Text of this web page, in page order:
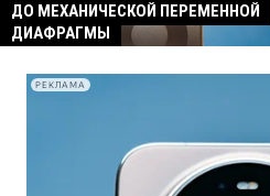
ДО МЕХАНИЧЕСКОЙ ПЕРЕМЕННОЙ
ДИАФРАГМЫ
РЕКЛАМА